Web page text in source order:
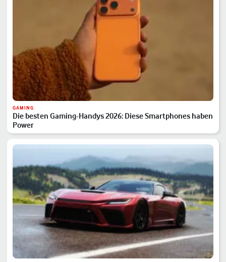
GAMING
Die besten Gaming-Handys 2026: Diese Smartphones haben
Power